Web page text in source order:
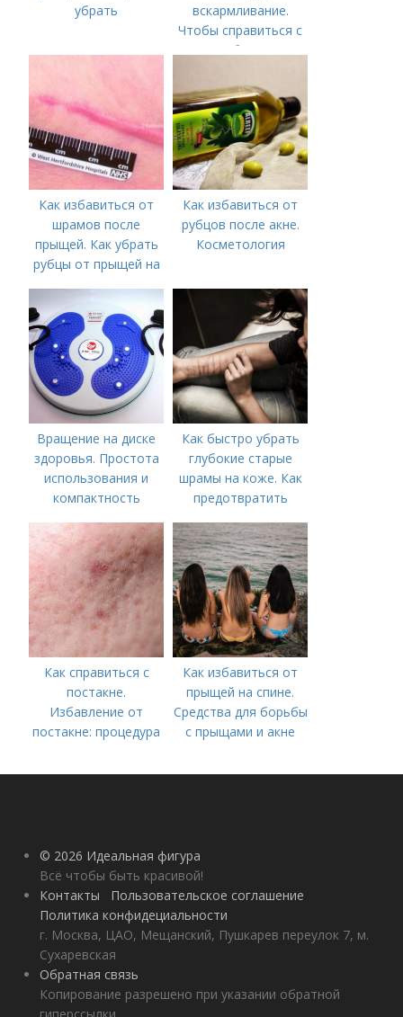
убрать
вскармливание.
Чтобы справиться с
нагрубанием,
предпринять
следующие действия:
Как избавиться от
шрамов после
прыщей. Как убрать
рубцы от прыщей на
Как избавиться от
рубцов после акне.
Косметология
Вращение на диске
здоровья. Простота
использования и
компактность
Как быстро убрать
глубокие старые
шрамы на коже. Как
предотвратить
Как справиться с
постакне.
Избавление от
постакне: процедура
Как избавиться от
прыщей на спине.
Средства для борьбы
с прыщами и акне
© 2026 Идеальная фигура
Всё чтобы быть красивой!
Контакты
Пользовательское соглашение
Политика конфидециальности
г. Москва, ЦАО, Мещанский, Пушкарев переулок 7, м.
Сухаревская
Обратная связь
Копирование разрешено при указании обратной